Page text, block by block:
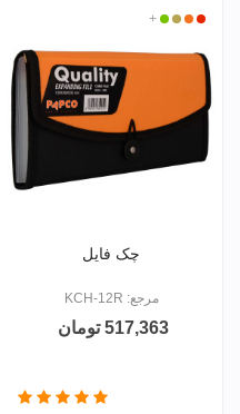
قرمز
زردکرمسبز
+
چک فایل
مرجع: KCH-12R
517,363 تومان